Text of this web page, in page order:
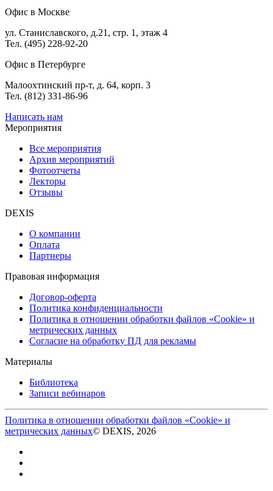
Офис в Москве
ул. Станиславского, д.21, стр. 1, этаж 4
Тел. (495) 228-92-20
Офис в Петербурге
Малоохтинский пр-т, д. 64, корп. 3
Тел. (812) 331-86-96
Написать нам
Мероприятия
Все мероприятия
Архив мероприятий
Фотоотчеты
Лекторы
Отзывы
DEXIS
О компании
Оплата
Партнеры
Правовая информация
Договор-оферта
Политика конфиденциальности
Политика в отношении обработки файлов «Cookie» и
метрических данных
Согласие на обработку ПД для рекламы
Материалы
Библиотека
Записи вебинаров
Политика в отношении обработки файлов «Cookie» и
метрических данных© DEXIS, 2026